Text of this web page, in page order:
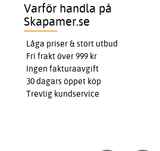
Varför handla på
Skapamer.se
Låga priser & stort utbud
Fri frakt över 999 kr
Ingen fakturaavgift
30 dagars öppet köp
Trevlig kundservice